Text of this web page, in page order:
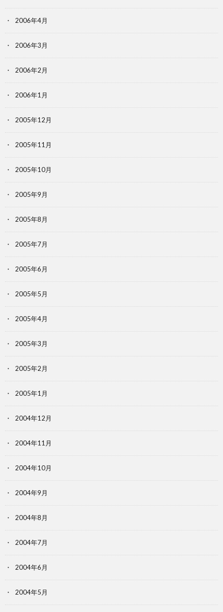
2006年4月
2006年3月
2006年2月
2006年1月
2005年12月
2005年11月
2005年10月
2005年9月
2005年8月
2005年7月
2005年6月
2005年5月
2005年4月
2005年3月
2005年2月
2005年1月
2004年12月
2004年11月
2004年10月
2004年9月
2004年8月
2004年7月
2004年6月
2004年5月